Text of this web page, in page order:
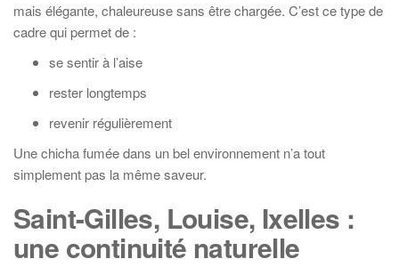
mais élégante, chaleureuse sans être chargée. C’est ce type de
cadre qui permet de :
se sentir à l’aise
rester longtemps
revenir régulièrement
Une chicha fumée dans un bel environnement n’a tout
simplement pas la même saveur.
Saint-Gilles, Louise, Ixelles :
une continuité naturelle